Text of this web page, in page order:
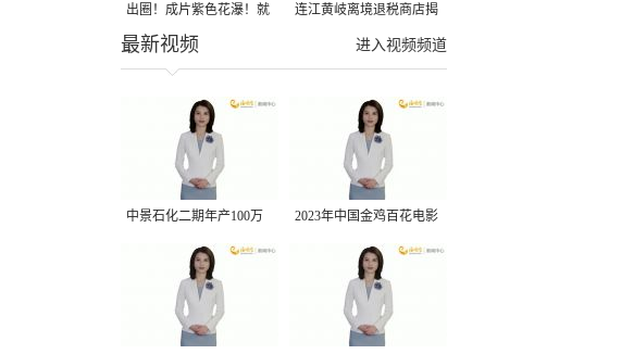
出圈！成片紫色花瀑！就
在光明港公园
连江黄岐离境退税商店揭
进入视频频道
最新视频
中景石化二期年产100万
吨丙烷脱氢项目建成中交
2023年中国金鸡百花电影
节有福电影巡展31日启动